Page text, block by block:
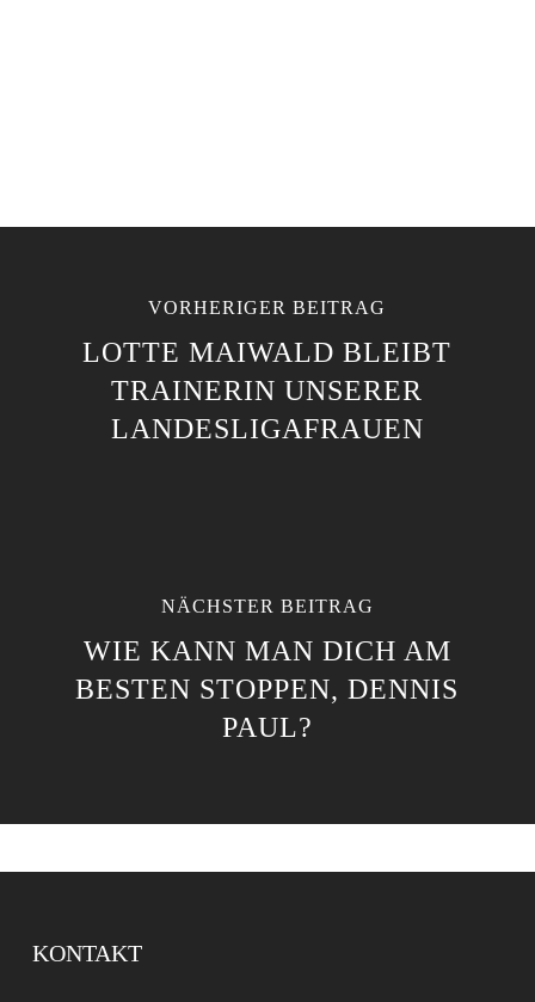
VORHERIGER BEITRAG
LOTTE MAIWALD BLEIBT
TRAINERIN UNSERER
LANDESLIGAFRAUEN
NÄCHSTER BEITRAG
WIE KANN MAN DICH AM
BESTEN STOPPEN, DENNIS
PAUL?
KONTAKT